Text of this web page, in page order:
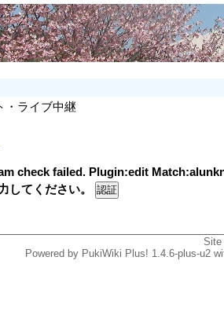
・ライブ中継
check failed. Plugin:edit
してください。
Powered by PukiWiki Plus! 1.4.6-plus-u2